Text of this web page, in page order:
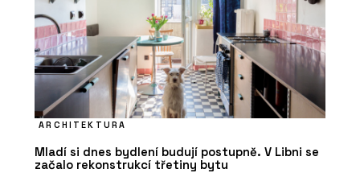
ARCHITEKTURA
Mladí si dnes bydlení budují postupně. V Libni se
začalo rekonstrukcí třetiny bytu